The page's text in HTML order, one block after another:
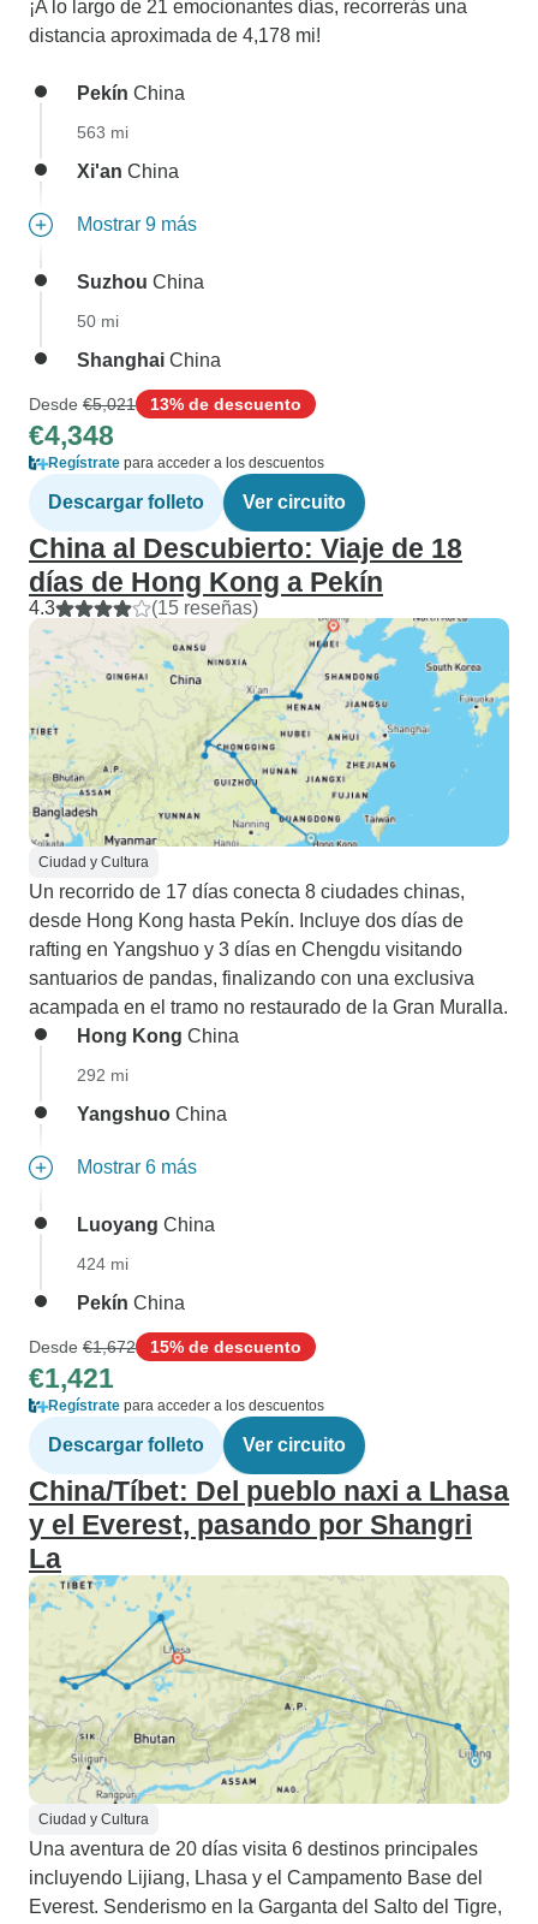
¡A lo largo de 21 emocionantes días, recorrerás una
distancia aproximada de 4,178 mi!
Pekín China
563 mi
Xi'an China
Mostrar 9 más
Suzhou China
50 mi
Shanghai China
Desde €5,021 13% de descuento
€4,348
Regístrate para acceder a los descuentos
Descargar folleto Ver circuito
China al Descubierto: Viaje de 18
días de Hong Kong a Pekín
4.3 (15 reseñas)
Ciudad y Cultura
Un recorrido de 17 días conecta 8 ciudades chinas,
desde Hong Kong hasta Pekín. Incluye dos días de
rafting en Yangshuo y 3 días en Chengdu visitando
santuarios de pandas, finalizando con una exclusiva
acampada en el tramo no restaurado de la Gran Muralla.
Hong Kong China
292 mi
Yangshuo China
Mostrar 6 más
Luoyang China
424 mi
Pekín China
Desde €1,672 15% de descuento
€1,421
Regístrate para acceder a los descuentos
Descargar folleto Ver circuito
China/Tíbet: Del pueblo naxi a Lhasa
y el Everest, pasando por Shangri
La
Ciudad y Cultura
Una aventura de 20 días visita 6 destinos principales
incluyendo Lijiang, Lhasa y el Campamento Base del
Everest. Senderismo en la Garganta del Salto del Tigre,